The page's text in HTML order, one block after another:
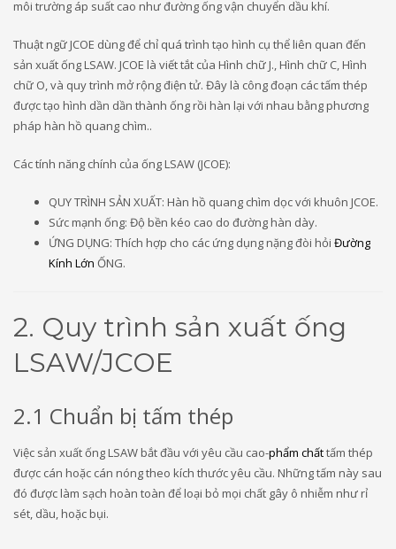
môi trường áp suất cao như đường ống vận chuyển dầu khí.
Thuật ngữ JCOE dùng để chỉ quá trình tạo hình cụ thể liên quan đến
sản xuất ống LSAW. JCOE là viết tắt của Hình chữ J., Hình chữ C, Hình
chữ O, và quy trình mở rộng điện tử. Đây là công đoạn các tấm thép
được tạo hình dần dần thành ống rồi hàn lại với nhau bằng phương
pháp hàn hồ quang chìm..
Các tính năng chính của ống LSAW (JCOE):
QUY TRÌNH SẢN XUẤT: Hàn hồ quang chìm dọc với khuôn JCOE.
Sức mạnh ống: Độ bền kéo cao do đường hàn dày.
ỨNG DỤNG: Thích hợp cho các ứng dụng nặng đòi hỏi Đường
Kính Lớn ỐNG.
2. Quy trình sản xuất ống
LSAW/JCOE
2.1 Chuẩn bị tấm thép
Việc sản xuất ống LSAW bắt đầu với yêu cầu cao-phẩm chấttấm thép
được cán hoặc cán nóng theo kích thước yêu cầu. Những tấm này sau
đó được làm sạch hoàn toàn để loại bỏ mọi chất gây ô nhiễm như rỉ
sét, dầu, hoặc bụi.